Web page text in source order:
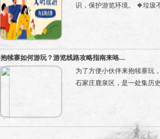
名）：奖励价值145元的景
65元的景区门票一张 ☑热门
由官方抖音号【石家庄市鹿
优胜奖及入围奖获奖者凭私
识，保护游览环境。 ❖垃圾
漫，文明相伴。 ❖一花一木
扔烟头或火种。 ❖提前预
队，间隔一米要牢记。 密切
不聚集。 自觉遵守景区秩
施设备，不破坏景区景物，
抱犊寨如何游玩？游览线路攻略指南来咯...
为了方便小伙伴来抱犊寨玩
石家庄鹿泉区，是一处集历
山游览，随着台阶的升高，
行至登山入口，约2分钟。
南天门 →抱犊寨题名碑 →